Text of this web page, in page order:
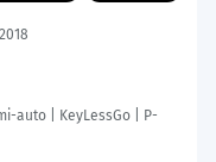
2018
auto | KeyLessGo | P-